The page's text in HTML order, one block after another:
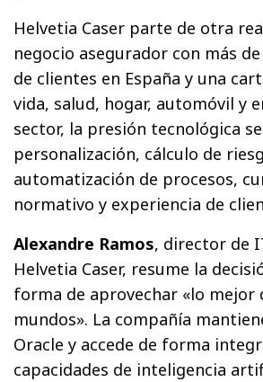
Helvetia Caser parte de otra
negocio asegurador con más
de clientes en España y una
vida, salud, hogar, automóvil y
sector, la presión tecnológica
personalización, cálculo de
automatización de procesos,
normativo y experiencia de
Alexandre Ramos, director de
Helvetia Caser, resume la
forma de aprovechar «lo mejor
mundos». La compañía
Oracle y accede de forma
capacidades de inteligencia